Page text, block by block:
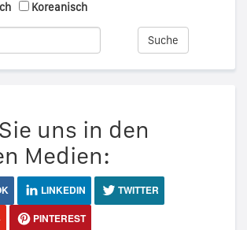
Koreanisch
Suche
uns in den
Medien:
LINKEDIN
TWITTER
PINTEREST